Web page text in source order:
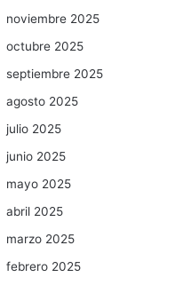
noviembre 2025
octubre 2025
septiembre 2025
agosto 2025
julio 2025
junio 2025
mayo 2025
abril 2025
marzo 2025
febrero 2025